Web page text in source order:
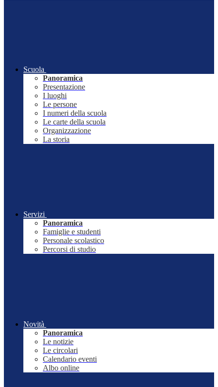
Scuola
Panoramica
Presentazione
I luoghi
Le persone
I numeri della scuola
Le carte della scuola
Organizzazione
La storia
Servizi
Panoramica
Famiglie e studenti
Personale scolastico
Percorsi di studio
Novità
Panoramica
Le notizie
Le circolari
Calendario eventi
Albo online